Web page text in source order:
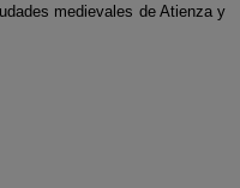
medievales de Atienza y